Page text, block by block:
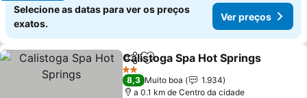
Selecione as datas para ver os preços
exatos.
Ver preços
PartilharAdicionar aos favoritos
Calistoga Spa Hot Springs
2 Estrelas
8,3 Muito boa
1.934
a 0.1 km de Centro da cidade